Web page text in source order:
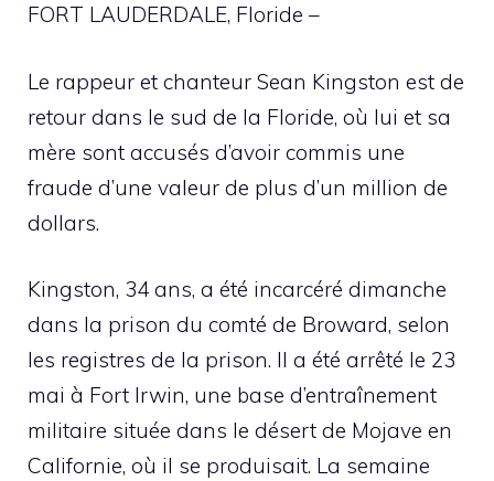
FORT LAUDERDALE, Floride –
Le rappeur et chanteur Sean Kingston est de
retour dans le sud de la Floride, où lui et sa
mère sont accusés d’avoir commis une
fraude d’une valeur de plus d’un million de
dollars.
Kingston, 34 ans, a été incarcéré dimanche
dans la prison du comté de Broward, selon
les registres de la prison. Il a été arrêté le 23
mai à Fort Irwin, une base d’entraînement
militaire située dans le désert de Mojave en
Californie, où il se produisait. La semaine